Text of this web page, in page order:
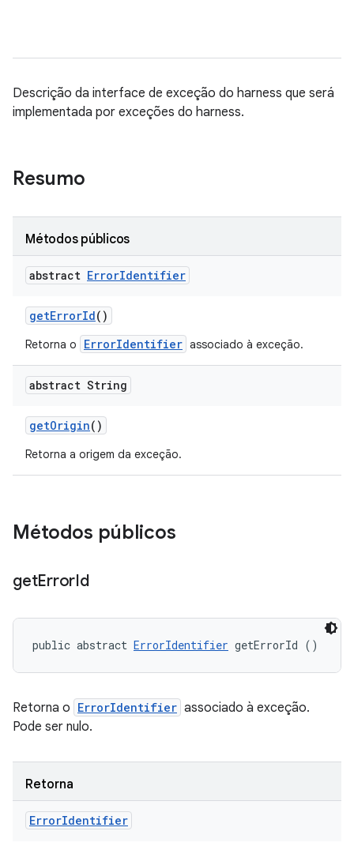
Descrição da interface de exceção do harness que será
implementada por exceções do harness.
Resumo
Métodos públicos
abstract ErrorIdentifier
getErrorId()
Retorna o ErrorIdentifier associado à exceção.
abstract String
getOrigin()
Retorna a origem da exceção.
Métodos públicos
getErrorId
public abstract ErrorIdentifier getErrorId ()
Retorna o ErrorIdentifier associado à exceção.
Pode ser nulo.
Retorna
ErrorIdentifier